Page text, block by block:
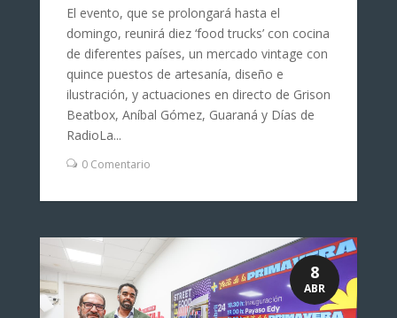
El evento, que se prolongará hasta el
domingo, reunirá diez ‘food trucks’ con cocina
de diferentes países, un mercado vintage con
quince puestos de artesanía, diseño e
ilustración, y actuaciones en directo de Grison
Beatbox, Aníbal Gómez, Guaraná y Días de
RadioLa...
0 Comentario
8
ABR